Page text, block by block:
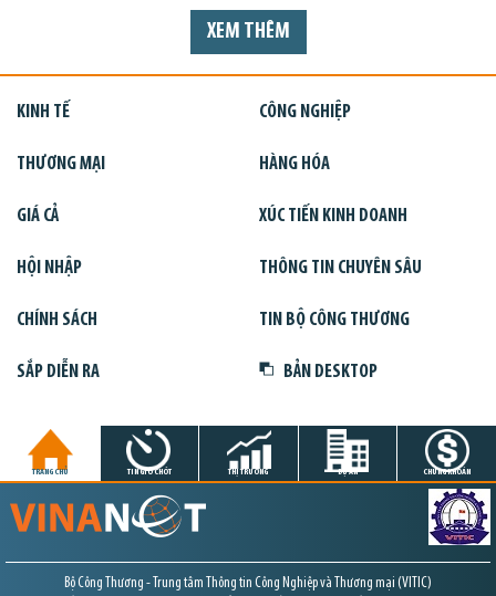
XEM THÊM
KINH TẾ CÔNG NGHIỆP
THƯƠNG MẠI HÀNG HÓA
GIÁ CẢ XÚC TIẾN KINH DOANH
HỘI NHẬP THÔNG TIN CHUYÊN SÂU
CHÍNH SÁCH TIN BỘ CÔNG THƯƠNG
SẮP DIỄN RA BẢN DESKTOP
TRANG CHỦ TIN GIỜ CHÓT THỊ TRƯỜNG DỰ ÁN CHỨNG KHOÁN
Bộ Công Thương - Trung tâm Thông tin Công Nghiệp và Thương mại (VITIC)